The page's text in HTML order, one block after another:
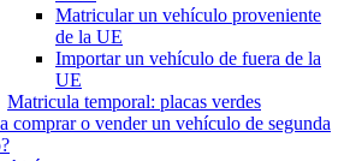
Matricular un vehículo proveniente
de la UE
Importar un vehículo de fuera de la
UE
Matricula temporal: placas verdes
comprar o vender un vehículo de segunda